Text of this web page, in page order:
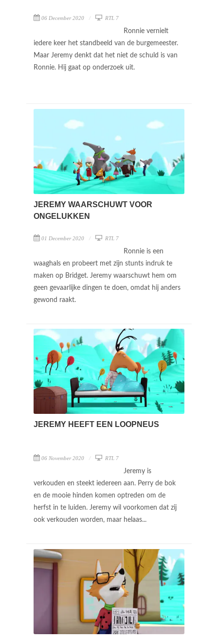
06 December 2020 RTL 7
Ronnie vernielt
iedere keer het standbeeld van de burgemeester.
Maar Jeremy denkt dat het niet de schuld is van
Ronnie. Hij gaat op onderzoek uit.
JEREMY WAARSCHUWT VOOR
ONGELUKKEN
01 December 2020 RTL 7
Ronnie is een
waaghals en probeert met zijn stunts indruk te
maken op Bridget. Jeremy waarschuwt hem om
geen gevaarlijke dingen te doen, omdat hij anders
gewond raakt.
JEREMY HEEFT EEN LOOPNEUS
06 November 2020 RTL 7
Jeremy is
verkouden en steekt iedereen aan. Perry de bok
en de mooie hinden komen optreden om de
herfst in te luiden. Jeremy wil voorkomen dat zij
ook verkouden worden, maar helaas...